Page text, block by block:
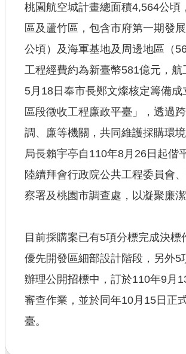
桃園航空城計畫總面積4,564公頃
區及蘆竹區，包含市府第一期發
公頃）及海軍基地及周邊地區（
工程經費約為新臺幣581億元，航
5月18日奉市長鄭文燦核定籌備成
區段徵收工程廉政平臺」，透過跨
調、廉等機關，共同維護採購環
局長賴宇亭自110年8月26日起偕
陸續拜會行政院公共工程委員會
察署及桃園市調查處，以凝聚廉潔
目前採購案已有5項分標完成決標
優先開發區細部設計階段，另外5
辦理公開招標中，訂於110年9月
審查作業，並於同年10月15日正
臺。